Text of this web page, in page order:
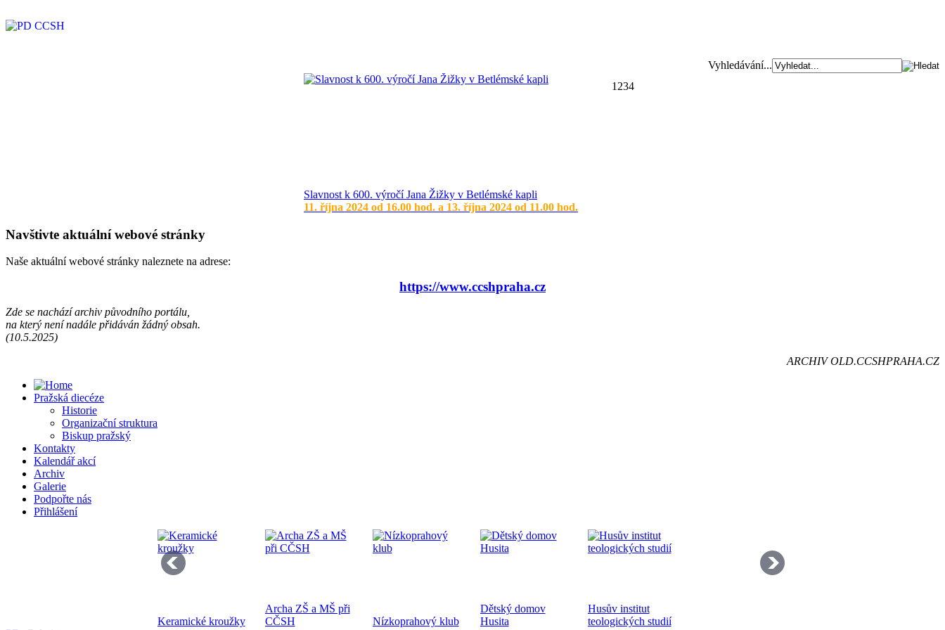
Vyhledávání...
Slavnost k 600. výročí Jana Žižky v Betlémské kapli
11. října 2024 od 16.00 hod. a 13. října 2024 od 11.00 hod.
Bohoslužba ke dni válečných veteránů 10.11.2024
1 234
Navštivte aktuální webové stránky
Naše aktuální webové stránky naleznete na adrese:
https://www.ccshpraha.cz
Zde se nachází archiv původního portálu,
na který není nadále přidáván žádný obsah.
(10.5.2025)
ARCHIV OLD.CCSHPRAHA.CZ
Pražská diecéze
Historie
Organizační struktura
Biskup pražský
Kontakty
Kalendář akcí
Archiv
Galerie
Podpořte nás
Přihlášení
Keramické kroužky
Archa ZŠ a MŠ při
CČSH
Nízkoprahový klub
Dětský domov
Husita
Husův institut
teologických studií